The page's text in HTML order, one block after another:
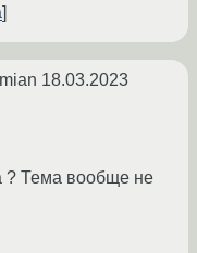
18.03.2023
? Тема вообще не